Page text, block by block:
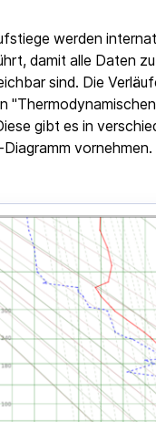
werden
damit alle Daten
sind. Die
gibt es in
vornehmen.